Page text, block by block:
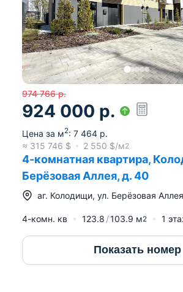
974 766 р.
924 000 р.
Цена за м2: 7 464 р.
≈ 315 746 $ 2 550 $/м2
4-комнатная квартира,
Берёзовая Аллея, д. 40
аг. Колодищи, ул. Берёзовая Аллея
4-комн. кв 123.8 103.9 м2 1
Показать номер